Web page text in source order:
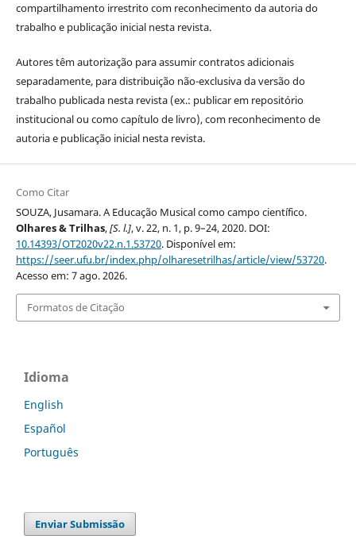
compartilhamento irrestrito com reconhecimento da autoria do
trabalho e publicação inicial nesta revista.
Autores têm autorização para assumir contratos adicionais
separadamente, para distribuição não-exclusiva da versão do
trabalho publicada nesta revista (ex.: publicar em repositório
institucional ou como capítulo de livro), com reconhecimento de
autoria e publicação inicial nesta revista.
Como Citar
SOUZA, Jusamara. A Educação Musical como campo científico.
Olhares & Trilhas,[S. l.], v. 22, n. 1, p. 9–24, 2020. DOI:
10.14393/OT2020v22.n.1.53720. Disponível em:
https://seer.ufu.br/index.php/olharesetrilhas/article/view/53720.
Acesso em: 7 ago. 2026.
Formatos de Citação
Idioma
English
Español
Português
Enviar Submissão